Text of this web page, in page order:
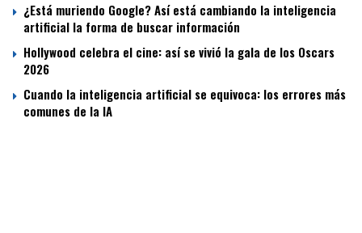
¿Está muriendo Google? Así está cambiando la inteligencia
artificial la forma de buscar información
Hollywood celebra el cine: así se vivió la gala de los Oscars
2026
Cuando la inteligencia artificial se equivoca: los errores más
comunes de la IA